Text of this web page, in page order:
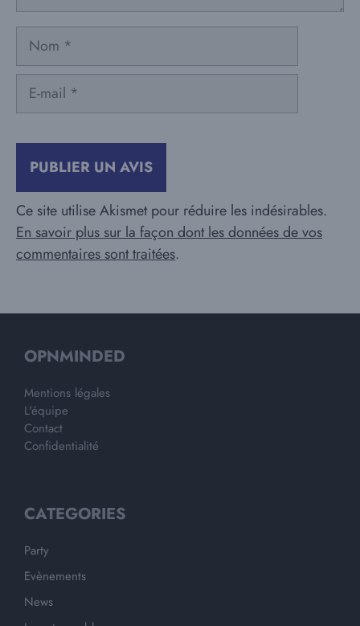
Nom
mail
Ce site utilise Akismet pour réduire les indésirables.
En savoir plus sur la façon dont les données de vos
commentaires sont traitées.
OPNMINDED
Mentions légales
L'équipe
Contact
Confidentialité
CATEGORIES
Party
Evènements
News